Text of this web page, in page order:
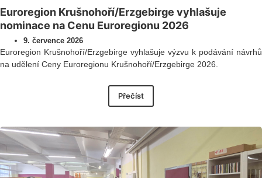
Euroregion Krušnohoří/Erzgebirge vyhlašuje
nominace na Cenu Euroregionu 2026
9. července 2026
Euroregion Krušnohoří/Erzgebirge vyhlašuje výzvu k podávání návrhů
na udělení Ceny Euroregionu Krušnohoří/Erzgebirge 2026.
Přečíst